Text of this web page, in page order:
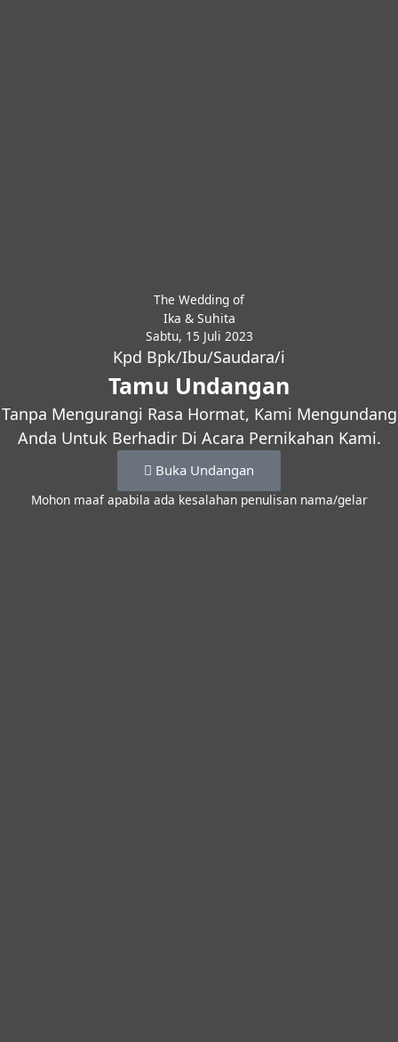
The Wedding of
Ika & Suhita
Sabtu, 15 Juli 2023
Kpd Bpk/Ibu/Saudara/i
Tamu Undangan
Tanpa Mengurangi Rasa Hormat, Kami Mengundang
Anda Untuk Berhadir Di Acara Pernikahan Kami.
Buka Undangan
Mohon maaf apabila ada kesalahan penulisan nama/gelar